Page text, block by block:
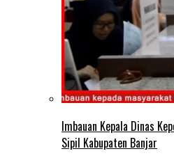
Imbauan Kepala Dinas
Sipil Kabupaten Banjar